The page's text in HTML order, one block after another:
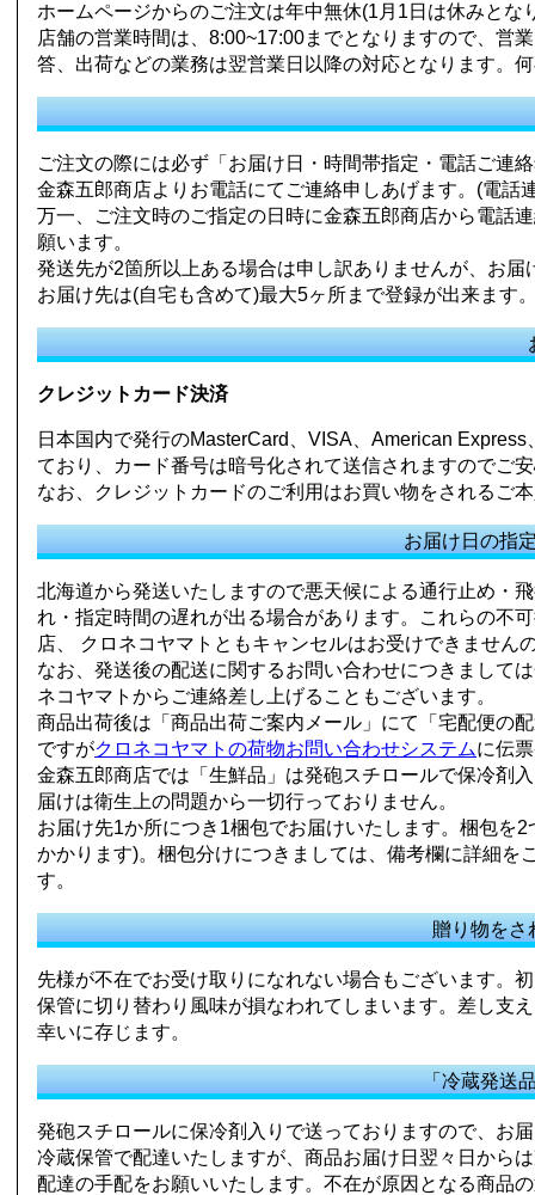
ホームページからのご注文は年中無休(1月1日は休みとな
店舗の営業時間は、8:00~17:00までとなりますので、営
答、出荷などの業務は翌営業日以降の対応となります。
ご注文の際には必ず「お届け日・時間帯指定・電話ご連
金森五郎商店よりお電話にてご連絡申しあげます。(電
万一、ご注文時のご指定の日時に金森五郎商店から電話
願います。
発送先が2箇所以上ある場合は申し訳ありませんが、お
お届け先は(自宅も含めて)最大5ヶ所まで登録が出来ます
クレジットカード決済
日本国内で発行のMasterCard、VISA、American
ており、カード番号は暗号化されて送信されますのでご
なお、クレジットカードのご利用はお買い物をされるご
お届け日の指
北海道から発送いたしますので悪天候による通行止め・
れ・指定時間の遅れが出る場合があります。これらの不
店、 クロネコヤマトともキャンセルはお受けできません
なお、発送後の配送に関するお問い合わせにつきまして
ネコヤマトからご連絡差し上げることもございます。
商品出荷後は「商品出荷ご案内メール」にて「宅配便の
ですがクロネコヤマトの荷物お問い合わせシステムに伝
金森五郎商店では「生鮮品」は発砲スチロールで保冷剤
届けは衛生上の問題から一切行っておりません。
お届け先1か所につき1梱包でお届けいたします。梱包を
かかります)。梱包分けにつきましては、備考欄に詳細
す。
贈り物をさ
先様が不在でお受け取りになれない場合もございます。
保管に切り替わり風味が損なわれてしまいます。差し支
幸いに存じます。
「冷蔵発送
発砲スチロールに保冷剤入りで送っておりますので、お
冷蔵保管で配達いたしますが、商品お届け日翌々日から
配達の手配をお願いいたします。不在が原因となる商品